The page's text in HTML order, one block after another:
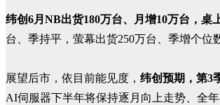
纬创6月NB出货180万台、月增10万台，桌
台、季持平，萤幕出货250万台、季增个位
展望后市，依目前能见度， 纬创预期，第3
AI伺服器下半年将保持逐月向上走势、全年